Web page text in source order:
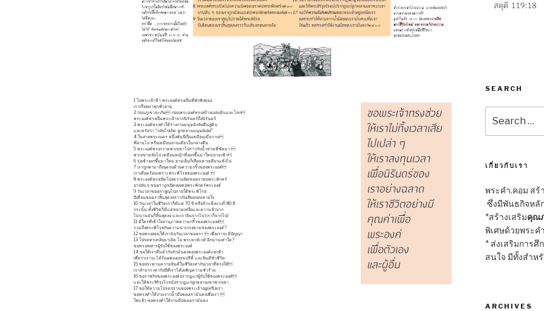
1 โอพระเจ้าข้า พระองค์ทรงเป็นที่พักพิงของ
เราเรื่อยมาทุกชั่วอายุ
2 ก่อนภูเขาจะเกิด ก่อนพระองค์ทรงสร้างแผ่นดินและโลก
พระองค์ทรงเป็นพระเจ้าจากนิรันดร์ถึงนิรันดร์
3 พระองค์ทรงทำให้ร่างกายมนุษย์กลับคืนสู่ดิน
และตรัสว่า “กลับไปเถิด ลูกหลานมนุษย์เอ๋ย!”
4 ในสายพระเนตร หนึ่งพันปีเป็นเหมือนเมื่อวาน
ที่ผ่านไป หรือเหมือนยามเดียวในกลางคืน
5 พระองค์ทรงกวาดพวกเขาไปราวกับน้ำท่วมที่ซัดมา 
พวกเขาหลับไป เหมือนหญ้าที่งอกขึ้นมาใหม่ยามเช้า
6 รุ่งเช้างอกขึ้นมาใหม่ ยามเย็นก็เลือนหายเหี่ยวแห้งไป
7 เราถูกพามาถึงจุดจบด้วยความกริ้วของพระองค์
เราเดือดร้อนเพราะพระพิโรธของพระองค์ 
8 พระองค์ทรงเปิดโปงความผิดของเราต่อพระพักตร์
บาปลับ ๆ ของเราถูกเปิดเผยต่อพระพักตร์พระองค์
9 วันเวลาของเราสูญไปภายใต้พระพิโรธ
ปีเดือนของเราสิ้นสุดลงราวกับเสียงถอนหายใจ
10 วันเวลาในชีวิตเราก็มีแค่ 70 ปี หรือถ้าแข็งแรงก็ 80 ปี
กระนั้น ทั้งชีวิตก็มีแต่หยาดเหงื่อและความลำบาก
ไม่นานมันก็สิ้นสุดลง และเราบินจากไป (เราก็จากไป)
11 มีใครที่เข้าใจอานุภาพความกริ้วของพระองค์
รวมถึงพระพิโรธกับความน่าเกรงขามของพระองค์?
12 ขอทรงสอนให้เรานับวันเวลาของเรา  เพื่อเราจะมีปัญญา
13 โปรดทรงกลับมาเถิด โอ พระยาห์เวห์ อีกนานเท่าใด?
ขอทรงสงสารผู้รับใช้ของพระองค์
14 ขอให้เราดื่มด่ำกับรักมั่นคงของพระองค์แต่เช้า
เพื่อว่าเราจะได้ร้องเพลงเปรมปรีดิ์ และยินดีชั่วชีวิต
15 ขอประทานความยินดีในชีวิตเท่ากับเวลาที่ทรงให้
เราลำบาก เท่ากับปีที่เราได้เผชิญความชั่วร้าย
16 ขอราชกิจของพระองค์ปรากฏแก่ผู้รับใช้ของพระองค์
และให้พระสิริรุ่งโรจน์ปรากฏแก่ลูกหลานเขาพวกเขา
17 ขอให้ความโปรดปรานของพระเจ้าอยู่เหนือเรา
ขอทรงทำให้งานจากน้ำมือของเรามั่นคงเพื่อเรา 
ใช่แล้ว ขอทรงทำให้งานมือของเรามั่นคง
SEARCH
for:
เกี่ยวกับเรา
พระคำ.คอม ส
ซึ่งมีพันธกิจหลั
*สร้างเสริมคุณ
พิเศษด้วยพระค
* ส่งเสริมการศึ
สนใจ มีทั้งสำห
ARCHIVES